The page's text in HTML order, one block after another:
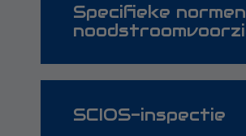
Wet kwaliteit,
Specifieke
SCIOS-inspectie